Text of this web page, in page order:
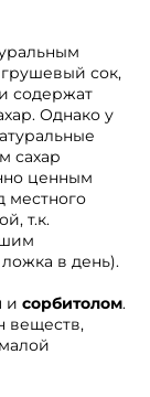
грушевый сок,
содержат
Однако у
сахар
ценным
местного
т.к.
в день).
и сорбитолом.
веществ,